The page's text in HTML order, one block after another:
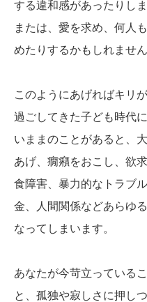
する違和感があったりしま
または、愛を求め、何人
めたりするかもしれません
このようにあげればキリ
過ごしてきた子ども時代
いままのことがあると、
あげ、癇癪をおこし、欲
食障害、暴力的なトラブ
金、人間関係などあらゆ
なってしまいます。
あなたが今苛立っている
と、孤独や寂しさに押し